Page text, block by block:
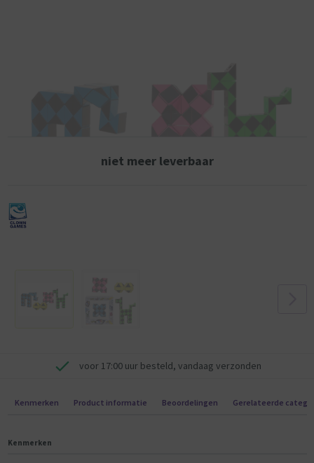
niet meer leverbaar
voor 17:00 uur besteld, vandaag verzonden
Kenmerken Product informatie Beoordelingen Gerelateerde
Kenmerken